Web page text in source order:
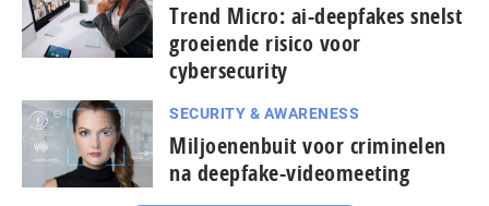
Trend Micro: ai-deepfakes snelst
groeiende risico voor
cybersecurity
SECURITY & AWARENESS
Miljoenenbuit voor criminelen
na deepfake-videomeeting